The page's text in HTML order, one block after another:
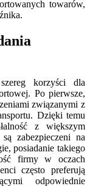
towarów,
korzyści dla
Po pierwsze,
związanymi z
Dzięki temu
z większym
zabezpieczeni na
posiadanie takiego
firmy w oczach
często preferują
odpowiednie